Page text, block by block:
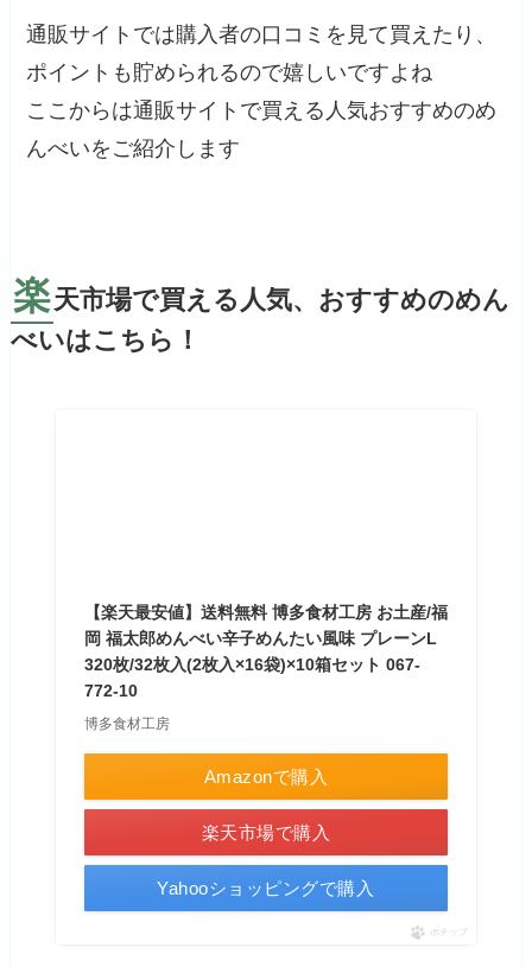
通販サイトでは購入者の口コミを見て買えたり、
ポイントも貯められるので嬉しいですよね
ここからは通販サイトで買える人気おすすめのめ
んべいをご紹介します
楽天市場で買える人気、おすすめのめん
べいはこちら！
【楽天最安値】送料無料 博多食材工房 お土産/福
岡 福太郎めんべい辛子めんたい風味 プレーンL
320枚/32枚入(2枚入×16袋)×10箱セット 067-
772-10
博多食材工房
Amazonで購入
楽天市場で購入
Yahooショッピングで購入
ポチップ